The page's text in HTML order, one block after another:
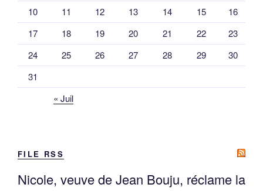
10
11 12 13 14 15
16
17
18 19 20 21 22
23
24
25 26 27 28 29
30
31
« Juil
FILE RSS
Nicole, veuve de Jean Bouju, réclame la